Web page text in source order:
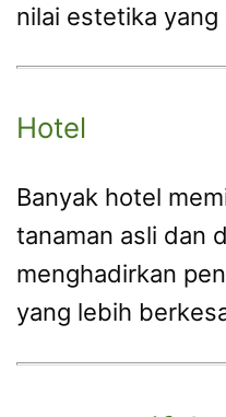
nilai estetika
Hotel
Banyak hotel
tanaman asli dan
menghadirkan
yang lebih